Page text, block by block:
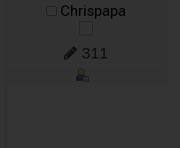
Chrispapa
311